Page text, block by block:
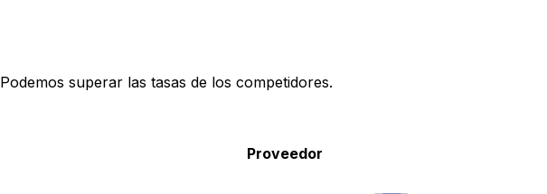
Podemos superar las tasas de los competidores.
Proveedor